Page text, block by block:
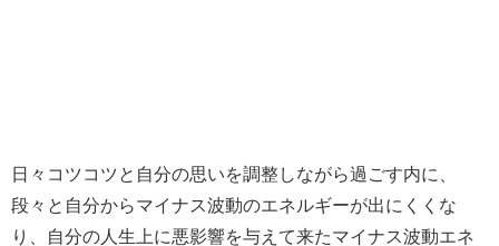
日々コツコツと自分の思いを調整しながら過ごす内に、
段々と自分からマイナス波動のエネルギーが出にくくな
り、自分の人生上に悪影響を与えて来たマイナス波動エネ